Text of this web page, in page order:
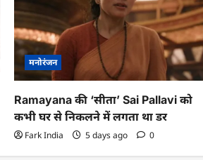
मनोरंजन
Ramayana की ‘सीता’ Sai Pallavi को
कभी घर से निकलने में लगता था डर
Fark India 5 days ago 0